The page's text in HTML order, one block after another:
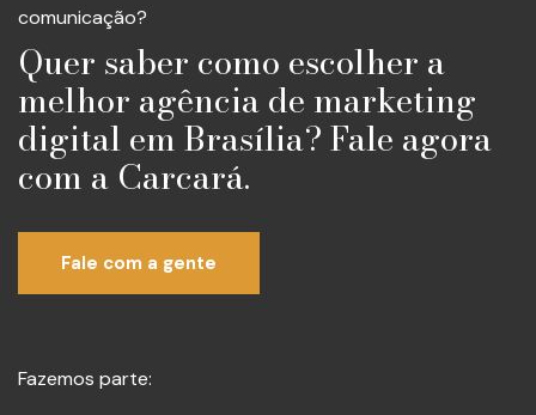
comunicação?
Quer saber como escolher a
melhor agência de marketing
digital em Brasília? Fale agora
com a Carcará.
Fale com a gente
Fazemos parte: